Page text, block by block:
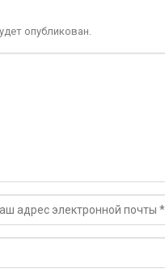
опубликован.